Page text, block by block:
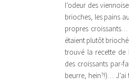
l’odeur des
brioches, les pains
propres croissants…
étaient plutôt
trouvé la recette de
des croissants par-
beurre, hein?!)…